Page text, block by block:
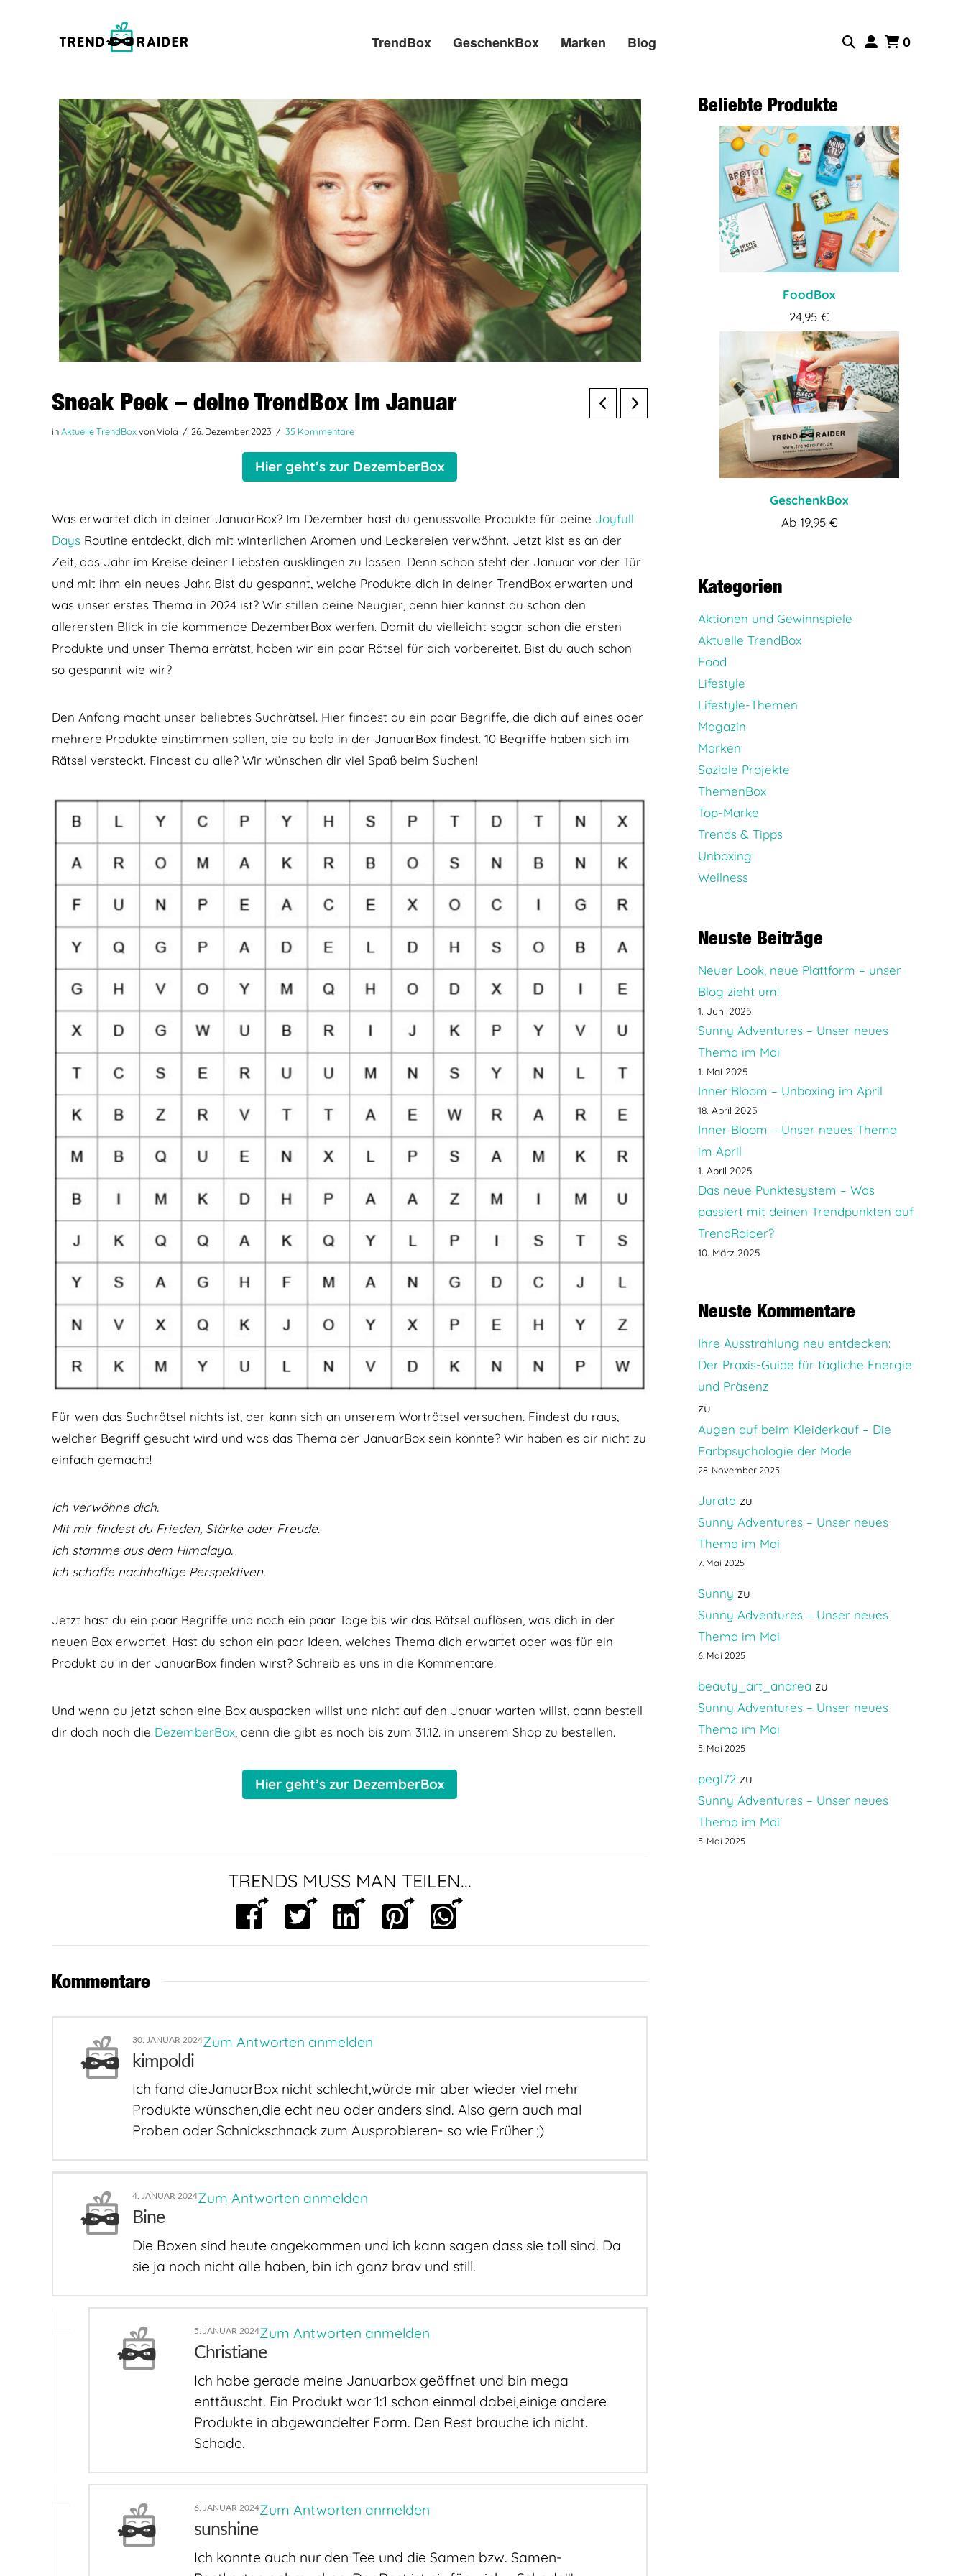
TrendBox GeschenkBox Marken Blog 0
Sneak Peek – deine TrendBox im Januar
inAktuelle TrendBoxvon Viola 26. Dezember 2023 35 Kommentare
Hier geht’s zur DezemberBox
Was erwartet dich in deiner JanuarBox? Im Dezember hast du genussvolle Produkte für deine Joyfull
Days Routine entdeckt, dich mit winterlichen Aromen und Leckereien verwöhnt. Jetzt kist es an der
Zeit, das Jahr im Kreise deiner Liebsten ausklingen zu lassen. Denn schon steht der Januar vor der Tür
und mit ihm ein neues Jahr. Bist du gespannt, welche Produkte dich in deiner TrendBox erwarten und
was unser erstes Thema in 2024 ist? Wir stillen deine Neugier, denn hier kannst du schon den
allerersten Blick in die kommende DezemberBox werfen. Damit du vielleicht sogar schon die ersten
Produkte und unser Thema errätst, haben wir ein paar Rätsel für dich vorbereitet. Bist du auch schon
so gespannt wie wir?
Den Anfang macht unser beliebtes Suchrätsel. Hier findest du ein paar Begriffe, die dich auf eines oder
mehrere Produkte einstimmen sollen, die du bald in der JanuarBox findest. 10 Begriffe haben sich im
Rätsel versteckt. Findest du alle? Wir wünschen dir viel Spaß beim Suchen!
Für wen das Suchrätsel nichts ist, der kann sich an unserem Worträtsel versuchen. Findest du raus,
welcher Begriff gesucht wird und was das Thema der JanuarBox sein könnte? Wir haben es dir nicht zu
einfach gemacht!
Ich verwöhne dich.
Mit mir findest du Frieden, Stärke oder Freude.
Ich stamme aus dem Himalaya.
Ich schaffe nachhaltige Perspektiven.
Jetzt hast du ein paar Begriffe und noch ein paar Tage bis wir das Rätsel auflösen, was dich in der
neuen Box erwartet. Hast du schon ein paar Ideen, welches Thema dich erwartet oder was für ein
Produkt du in der JanuarBox finden wirst? Schreib es uns in die Kommentare!
Und wenn du jetzt schon eine Box auspacken willst und nicht auf den Januar warten willst, dann bestell
dir doch noch die DezemberBox, denn die gibt es noch bis zum 31.12. in unserem Shop zu bestellen.
Hier geht’s zur DezemberBox
TRENDS MUSS MAN TEILEN...
Kommentare
30. JANUAR 2024Zum Antworten anmelden
kimpoldi
Ich fand dieJanuarBox nicht schlecht,würde mir aber wieder viel mehr
Produkte wünschen,die echt neu oder anders sind. Also gern auch mal
Proben oder Schnickschnack zum Ausprobieren- so wie Früher ;)
4. JANUAR 2024Zum Antworten anmelden
Bine
Die Boxen sind heute angekommen und ich kann sagen dass sie toll sind. Da
sie ja noch nicht alle haben, bin ich ganz brav und still.
5. JANUAR 2024Zum Antworten anmelden
Christiane
Ich habe gerade meine Januarbox geöffnet und bin mega
enttäuscht. Ein Produkt war 1:1 schon einmal dabei,einige andere
Produkte in abgewandelter Form. Den Rest brauche ich nicht.
Schade.
6. JANUAR 2024Zum Antworten anmelden
sunshine
Ich konnte auch nur den Tee und die Samen bzw. Samen-
Beliebte Produkte
FoodBox
24,95 €
GeschenkBox
Ab 19,95 €
Kategorien
Aktionen und Gewinnspiele
Aktuelle TrendBox
Food
Lifestyle
Lifestyle-Themen
Magazin
Marken
Soziale Projekte
ThemenBox
Top-Marke
Trends & Tipps
Unboxing
Wellness
Neuste Beiträge
Neuer Look, neue Plattform – unser
Blog zieht um!
1. Juni 2025
Sunny Adventures – Unser neues
Thema im Mai
1. Mai 2025
Inner Bloom – Unboxing im April
18. April 2025
Inner Bloom – Unser neues Thema
im April
1. April 2025
Das neue Punktesystem – Was
passiert mit deinen Trendpunkten auf
TrendRaider?
10. März 2025
Neuste Kommentare
Ihre Ausstrahlung neu entdecken:
Der Praxis-Guide für tägliche Energie
und Präsenz
zu
Augen auf beim Kleiderkauf – Die
Farbpsychologie der Mode
28. November 2025
Jurata zu
Sunny Adventures – Unser neues
Thema im Mai
7. Mai 2025
Sunny zu
Sunny Adventures – Unser neues
Thema im Mai
6. Mai 2025
beauty_art_andrea zu
Sunny Adventures – Unser neues
Thema im Mai
5. Mai 2025
pegl72 zu
Sunny Adventures – Unser neues
Thema im Mai
5. Mai 2025